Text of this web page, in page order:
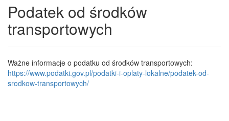
Podatek od środków
transportowych
Ważne informacje o podatku od środków transportowych:
https://www.podatki.gov.pl/podatki-i-oplaty-lokalne/podatek-od-
srodkow-transportowych/